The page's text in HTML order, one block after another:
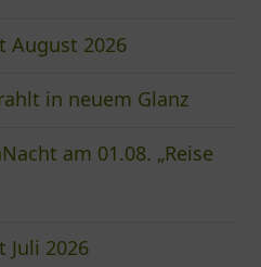
August 2026
in neuem Glanz
am 01.08. „Reise
Juli 2026